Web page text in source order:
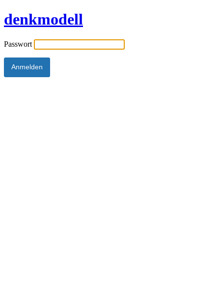
denkmodell
Passwort